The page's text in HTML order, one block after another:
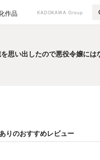
作品 KADOKAWA Group
思い出したので悪役令嬢には
りのおすすめレビュー